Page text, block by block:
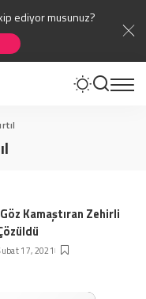
ediyor musunuz?
Kamaştıran Zehirli
17, 2021